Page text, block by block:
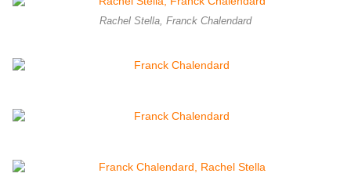
Rachel Stella, Franck Chalendard